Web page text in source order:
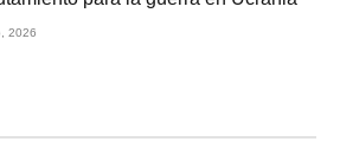
2026